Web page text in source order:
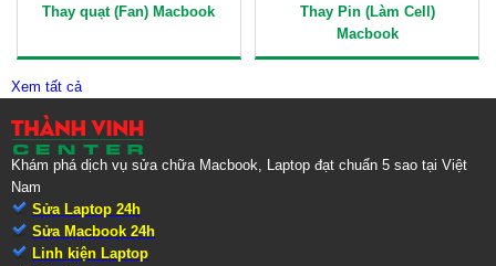
Thay quạt (Fan) Macbook
Thay Pin (Làm Cell)
Macbook
Xem tất cả
Khám phá dịch vụ sửa chữa Macbook, Laptop đạt chuẩn 5 sao tại Việt
Nam
Sửa Laptop 24h
Sửa Macbook 24h
Linh kiện Laptop